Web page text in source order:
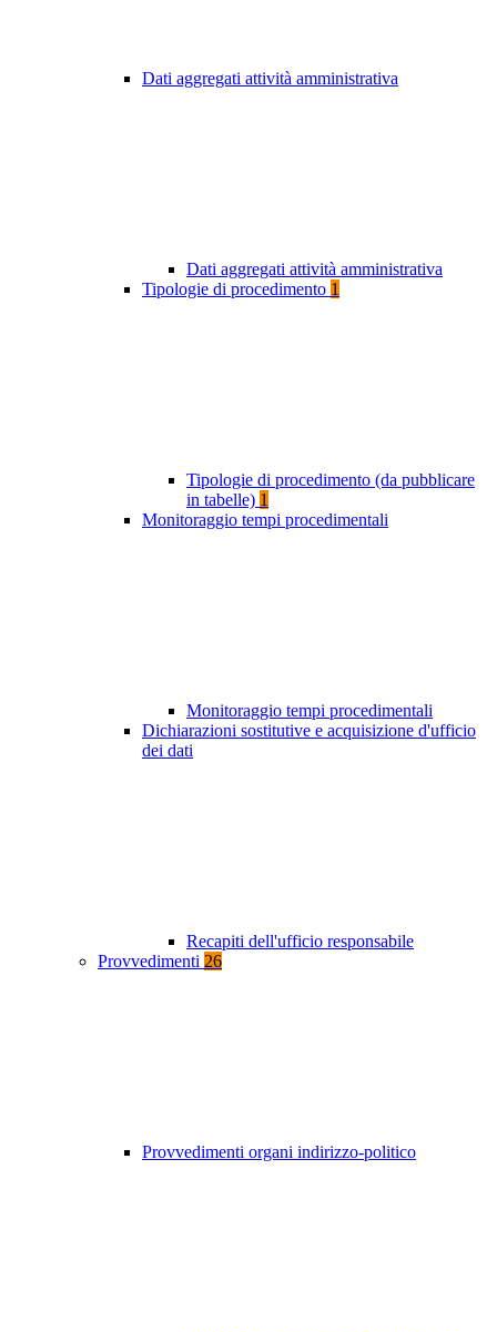
Dati aggregati attività amministrativa
Dati aggregati attività amministrativa
Tipologie di procedimento 1
Tipologie di procedimento (da pubblicare
in tabelle) 1
Monitoraggio tempi procedimentali
Monitoraggio tempi procedimentali
Dichiarazioni sostitutive e acquisizione d'ufficio
dei dati
Recapiti dell'ufficio responsabile
Provvedimenti 26
Provvedimenti organi indirizzo-politico